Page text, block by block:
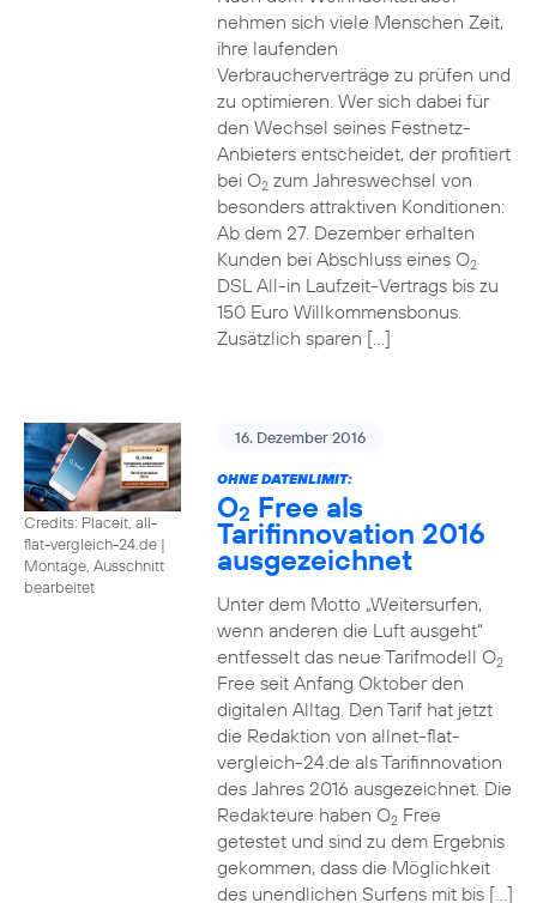
nehmen sich viele Menschen Zeit,
ihre laufenden
Verbraucherverträge zu prüfen und
zu optimieren. Wer sich dabei für
den Wechsel seines Festnetz-
Anbieters entscheidet, der profitiert
bei O2zum Jahreswechsel von
besonders attraktiven Konditionen:
Ab dem 27. Dezember erhalten
Kunden bei Abschluss eines O2
DSL All-in Laufzeit-Vertrags bis zu
150 Euro Willkommensbonus.
Zusätzlich sparen […]
Credits: Placeit, all-
flat-vergleich-24.de |
Montage, Ausschnitt
bearbeitet
16. Dezember 2016
OHNE DATENLIMIT:
O2 Free als
Tarifinnovation 2016
ausgezeichnet
Unter dem Motto „Weitersurfen,
wenn anderen die Luft ausgeht“
entfesselt das neue Tarifmodell O2
Free seit Anfang Oktober den
digitalen Alltag. Den Tarif hat jetzt
die Redaktion von allnet-flat-
vergleich-24.de als Tarifinnovation
des Jahres 2016 ausgezeichnet. Die
Redakteure haben O2Free
getestet und sind zu dem Ergebnis
gekommen, dass die Möglichkeit
des unendlichen Surfens mit bis […]